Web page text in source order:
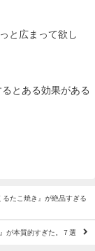
と広まって欲し
とある効果がある
るたこ焼き』が絶品すぎる
が本質的すぎた。７選